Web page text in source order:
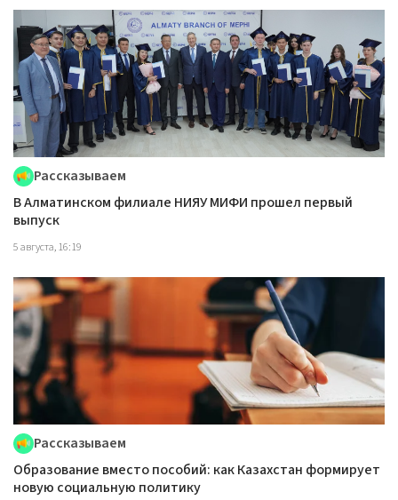
Рассказываем
В Алматинском филиале НИЯУ МИФИ прошел первый
выпуск
5 августа, 16:19
Рассказываем
Образование вместо пособий: как Казахстан формирует
новую социальную политику